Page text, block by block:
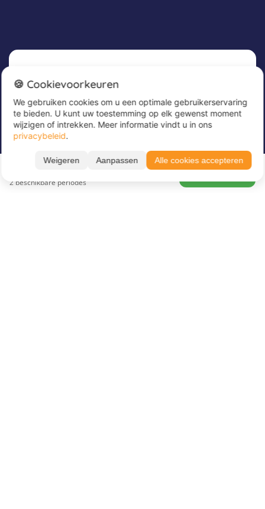
Vanaf 677 €
2 beschikbare periodes
BOEK NU
Nieuwsbrief
Meld u nu aan voor onze nieuwsbrief om
geweldige aanbiedingen te ontvangen en op de
hoogte te blijven!
Voer hier uw e-mailadres in*
🍪 Cookievoorkeuren
We gebruiken cookies om u een optimale gebruikerservaring
te bieden. U kunt uw toestemming op elk gewenst moment
wijzigen of intrekken. Meer informatie vindt u in ons
privacybeleid.
Weigeren Aanpassen Alle cookies accepteren